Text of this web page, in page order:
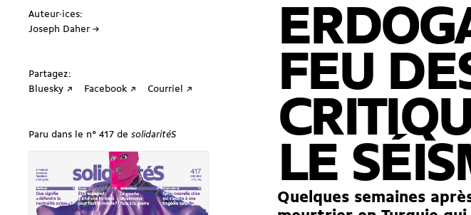
Auteur·ices:
Joseph Daher →
Partagez:
Bluesky ↗
Facebook ↗ Courriel ↗
Paru dans le n° 417 de solidaritéS
FEU
LE
Quelques semaines